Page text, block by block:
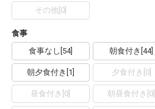
その他[ 0]
食事
食事なし 54] 朝食付き [44]
朝夕食付き 1 夕食付き 0]
昼食付き 0 朝昼食付き 0